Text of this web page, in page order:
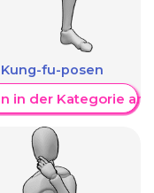
Kung-fu-posen
in der Kategorie